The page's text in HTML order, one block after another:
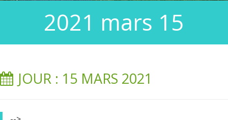
2021 mars 15
JOUR : 15 MARS 2021